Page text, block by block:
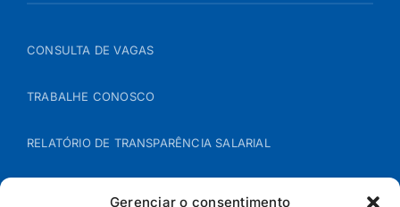
Gerenciar o consentimento
CONSULTA DE VAGAS
TRABALHE CONOSCO
RELATÓRIO DE TRANSPARÊNCIA SALARIAL